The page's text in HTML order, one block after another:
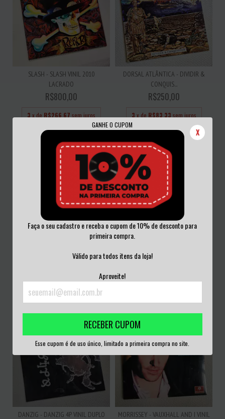
GANHE O CUPOM
X
Faça o seu cadastro e receba o cupom de 10% de desconto para
primeira compra.
Válido para todos itens da loja!
Aproveite!
RECEBER CUPOM
Esse cupom é de uso único, limitado a primeira compra no site.
SLASH - SLASH VINIL 2010
LACRADO
R$800,00
3 x de R$266,67 sem juros
DORSAL ATLÂNTICA - DIVIDIR &
CONQUIS...
R$250,00
3 x de R$83,33 sem juros
ANTHEMS VIN...
ARMAGEDDON - 1986...
DANZIG - DANZIG 4P VINIL DUPLO
MORRISSEY - VAUXHALL AND I VINIL